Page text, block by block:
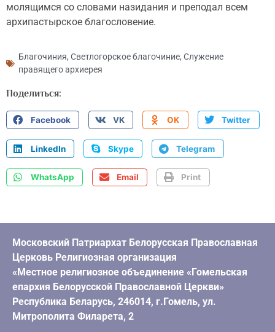
молящимся со словами назидания и преподал всем
архипастырское благословение.
Благочиния, Светлогорское благочиние, Служение
правящего архиерея
Поделиться:
Facebook VK OK Twitter
LinkedIn Skype Telegram
WhatsApp Email Print
Московский Патриархат Белорусская Православная
Церковь Религиозная организация
«Местное религиозное объединение «Гомельская
епархия Белорусской Православной Церкви»
Республика Беларусь, 246014, г.Гомель, ул.
Митрополита Филарета, 2